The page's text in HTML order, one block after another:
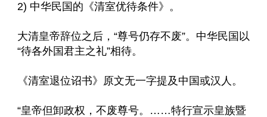
2) 中华民国的《清室优待条件》。
大清皇帝辞位之后，“尊号仍存不废”。中华民国以
“待各外国君主之礼”相待。
《清室退位诏书》原文无一字提及中国或汉人。
“皇帝但卸政权，不废尊号。……特行宣示皇族暨